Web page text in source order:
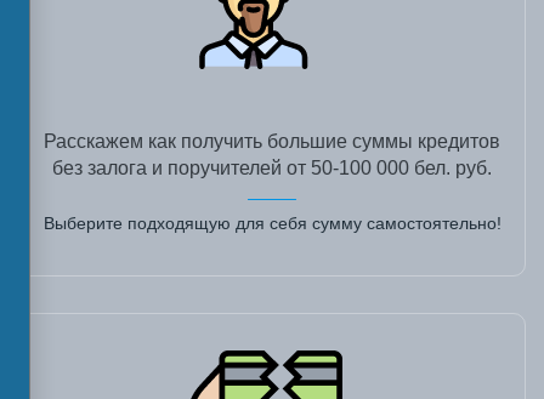
Расскажем как получить большие суммы кредитов
без залога и поручителей от 50-100 000 бел. руб.
Выберите подходящую для себя сумму самостоятельно!